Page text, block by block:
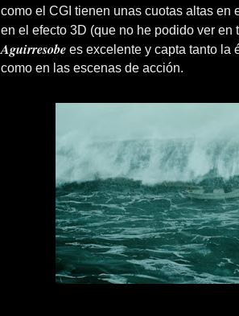
como el CGI tienen unas cuotas altas
en el efecto 3D (que no he podido ver
Aguirresobe es excelente y capta tanto la
como en las escenas de acción.